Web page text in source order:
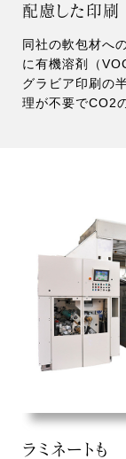
配慮した印刷
同社の軟包材へ
に有機溶剤（
グラビア印刷の
理が不要でCO2
ラミネートも